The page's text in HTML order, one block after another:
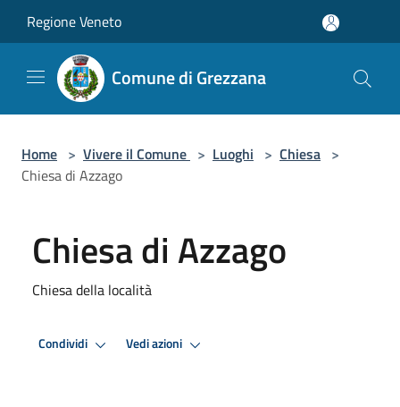
Regione Veneto
Comune di Grezzana
Home > Vivere il Comune > Luoghi > Chiesa >
Chiesa di Azzago
Chiesa di Azzago
Chiesa della località
Condividi Vedi azioni